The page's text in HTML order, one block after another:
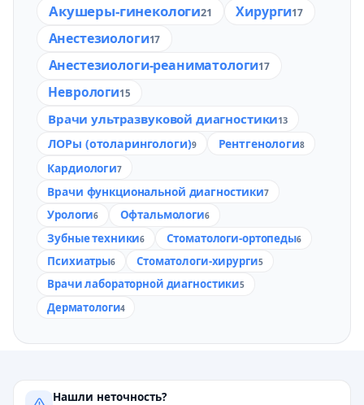
Акушеры-гинекологи21 Хирурги17
Анестезиологи17
Анестезиологи-реаниматологи17
Неврологи15
Врачи ультразвуковой диагностики13
ЛОРы (отоларингологи)9 Рентгенологи8
Кардиологи7
Врачи функциональной диагностики7
Урологи6 Офтальмологи6
Зубные техники6 Стоматологи-ортопеды6
Психиатры6 Стоматологи-хирурги5
Врачи лабораторной диагностики5
Дерматологи4
Нашли неточность?